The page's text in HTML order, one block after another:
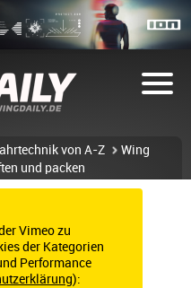
von A-Z
Wing
und packen
Vimeo zu
der Kategorien
Performance
):